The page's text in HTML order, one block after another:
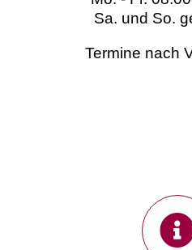
Sa. und So.
Termine nach